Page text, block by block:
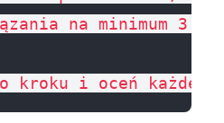
na minimum 3